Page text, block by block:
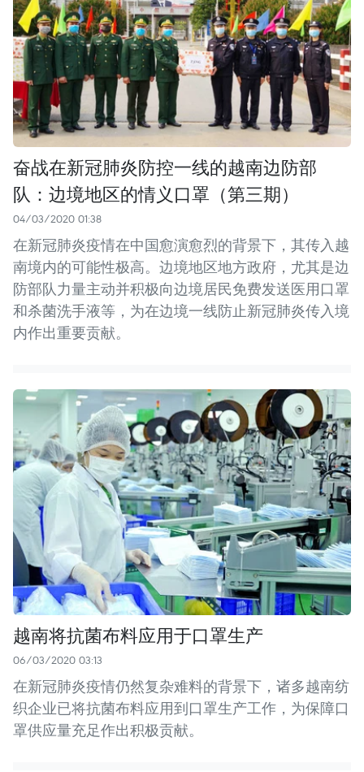
奋战在新冠肺炎防控一线的越南边防部
队：边境地区的情义口罩（第三期）
04/03/2020 01:38
在新冠肺炎疫情在中国愈演愈烈的背景下，其传入越
南境内的可能性极高。边境地区地方政府，尤其是边
防部队力量主动并积极向边境居民免费发送医用口罩
和杀菌洗手液等，为在边境一线防止新冠肺炎传入境
内作出重要贡献。
越南将抗菌布料应用于口罩生产
06/03/2020 03:13
在新冠肺炎疫情仍然复杂难料的背景下，诸多越南纺
织企业已将抗菌布料应用到口罩生产工作，为保障口
罩供应量充足作出积极贡献。